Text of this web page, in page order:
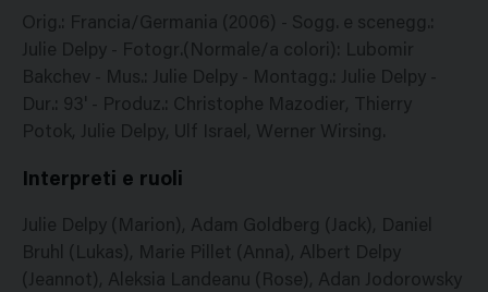
Orig.: Francia/Germania (2006) - Sogg. e scenegg.:
Julie Delpy - Fotogr.(Normale/a colori): Lubomir
Bakchev - Mus.: Julie Delpy - Montagg.: Julie Delpy -
Dur.: 93' - Produz.: Christophe Mazodier, Thierry
Potok, Julie Delpy, Ulf Israel, Werner Wirsing.
Interpreti e ruoli
Julie Delpy (Marion), Adam Goldberg (Jack), Daniel
Bruhl (Lukas), Marie Pillet (Anna), Albert Delpy
(Jeannot), Aleksia Landeanu (Rose), Adan Jodorowsky